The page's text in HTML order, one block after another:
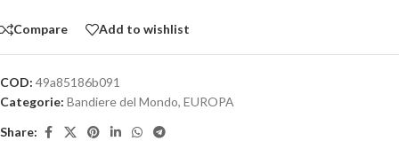
Compare Add to wishlist
COD: 49a85186b091
Categorie: Bandiere del Mondo, EUROPA
Share: